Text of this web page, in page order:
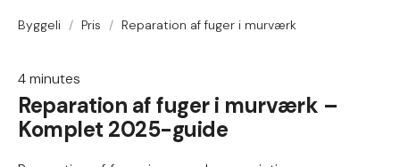
Byggeli / Pris / Reparation af fuger i murværk
4minutes
Reparation af fuger i murværk –
Komplet 2025-guide